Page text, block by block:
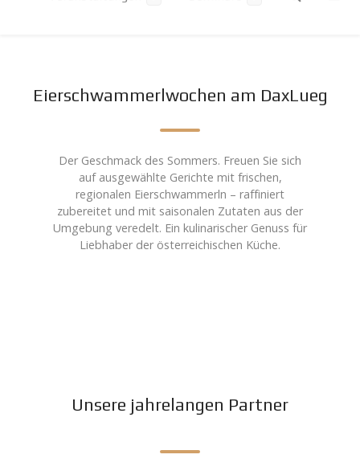
Eierschwammerlwochen am DaxLueg
Der Geschmack des Sommers. Freuen Sie sich
auf ausgewählte Gerichte mit frischen,
regionalen Eierschwammerln – raffiniert
zubereitet und mit saisonalen Zutaten aus der
Umgebung veredelt. Ein kulinarischer Genuss für
Liebhaber der österreichischen Küche.
Unsere jahrelangen Partner